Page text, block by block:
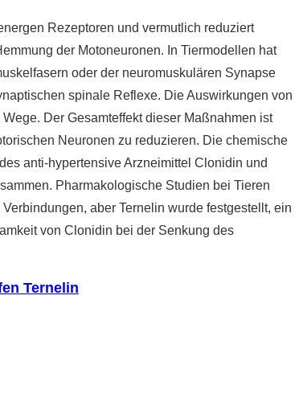
Rezeptoren und vermutlich reduziert
der Motoneuronen. In Tiermodellen hat
oder der neuromuskulären Synapse
spinale Reflexe. Die Auswirkungen von
Der Gesamteffekt dieser Maßnahmen ist
Neuronen zu reduzieren. Die chemische
anti-hypertensive Arzneimittel Clonidin und
Pharmakologische Studien bei Tieren
aber Ternelin wurde festgestellt, ein
von Clonidin bei der Senkung des
Ternelin